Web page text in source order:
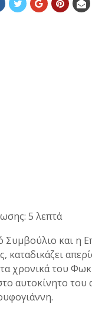
5 λεπτά
Συμβούλιο και η
καταδικάζει
χρονικά του
αυτοκίνητο του